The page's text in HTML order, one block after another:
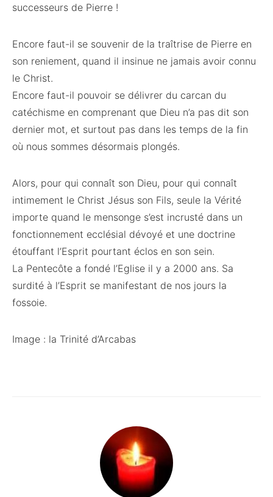
successeurs de Pierre !
Encore faut-il se souvenir de la traîtrise de Pierre en
son reniement, quand il insinue ne jamais avoir connu
le Christ.
Encore faut-il pouvoir se délivrer du carcan du
catéchisme en comprenant que Dieu n’a pas dit son
dernier mot, et surtout pas dans les temps de la fin
où nous sommes désormais plongés.
Alors, pour qui connaît son Dieu, pour qui connaît
intimement le Christ Jésus son Fils, seule la Vérité
importe quand le mensonge s’est incrusté dans un
fonctionnement ecclésial dévoyé et une doctrine
étouffant l’Esprit pourtant éclos en son sein.
La Pentecôte a fondé l’Eglise il y a 2000 ans. Sa
surdité à l’Esprit se manifestant de nos jours la
fossoie.
Image : la Trinité d’Arcabas